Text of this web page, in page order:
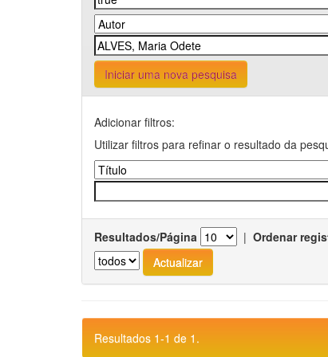
Iniciar uma nova pesquisa
Adicionar filtros:
Utilizar filtros para refinar o resultado da
Resultados/Página | Ordenar
Resultados 1-1 de 1.